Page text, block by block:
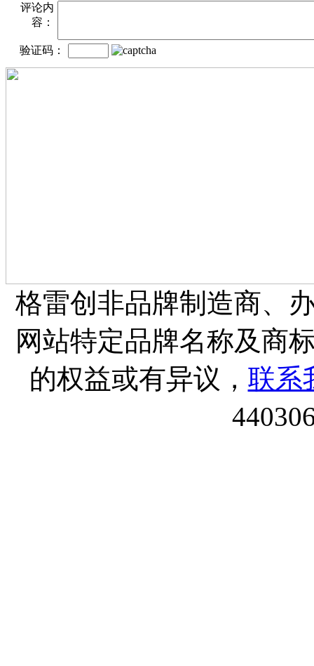
评论内
容：
验证码：
格雷创非品牌制造商、
网站特定品牌名称及商
的权益或有异议， 联系